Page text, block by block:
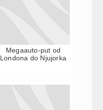
Megaauto-put od
Londona do Njujorka